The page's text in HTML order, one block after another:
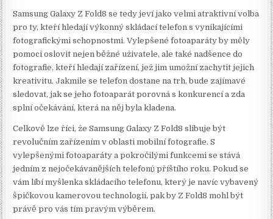
Samsung Galaxy Z Fold8 se tedy jeví jako velmi atraktivní volba
pro ty, kteří hledají výkonný skládací telefon s vynikajícími
fotografickými schopnostmi. Vylepšené fotoaparáty by měly
pomoci oslovit nejen běžné uživatele, ale také nadšence do
fotografie, kteří hledají zařízení, jež jim umožní zachytit jejich
kreativitu. Jakmile se telefon dostane na trh, bude zajímavé
sledovat, jak se jeho fotoaparát porovná s konkurencí a zda
splní očekávání, která na něj byla kladena.
Celkově lze říci, že Samsung Galaxy Z Fold8 slibuje být
revolučním zařízením v oblasti mobilní fotografie. S
vylepšenými fotoaparáty a pokročilými funkcemi se stává
jedním z nejočekávanějších telefonů příštího roku. Pokud se
vám líbí myšlenka skládacího telefonu, který je navíc vybavený
špičkovou kamerovou technologií, pak by Z Fold8 mohl být
právě pro vás tím pravým výběrem.